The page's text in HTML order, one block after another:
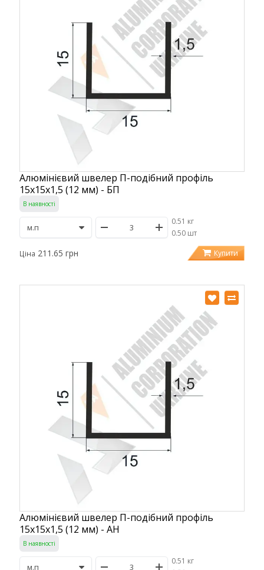
Алюмінієвий швелер П-подібний профіль
15х15х1,5 (12 мм) - БП
В наявності
0.51 кг
/0.50 шт
Ціна 211.65 грн Купити
Алюмінієвий швелер П-подібний профіль
15х15х1,5 (12 мм) - АН
В наявності
0.51 кг